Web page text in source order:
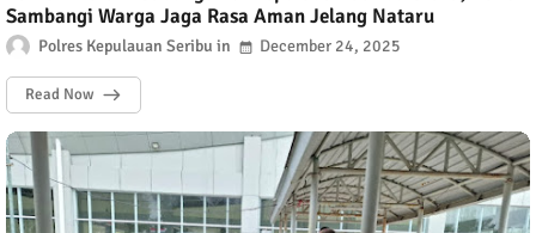
Sambangi Warga Jaga Rasa Aman Jelang Nataru
Polres Kepulauan Seribu December 24, 2025
Read Now